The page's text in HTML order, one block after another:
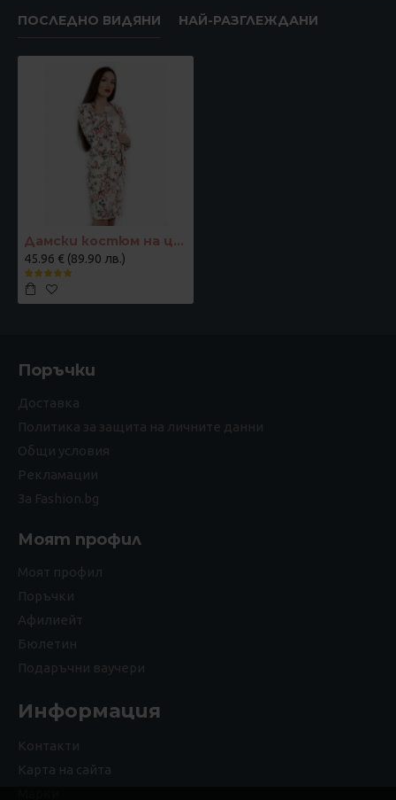
ПОСЛЕДНО ВИДЯНИ НАЙ-РАЗГЛЕЖДАНИ
Дамски костюм на цветя
45.96 € (89.90 лв.)
Поръчки
Доставка
Политика за защита на личните данни
Общи условия
Рекламации
За Fashion.bg
Моят профил
Моят профил
Поръчки
Афилиейт
Бюлетин
Подаръчни ваучери
Информация
Контакти
Карта на сайта